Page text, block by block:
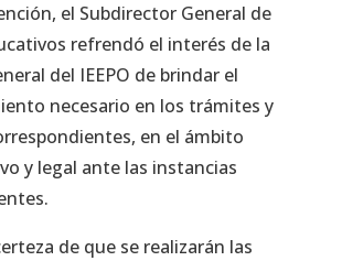
el Subdirector General de
refrendó el interés de la
del IEEPO de brindar el
necesario en los trámites y
en el ámbito
y legal ante las instancias
de que se realizarán las